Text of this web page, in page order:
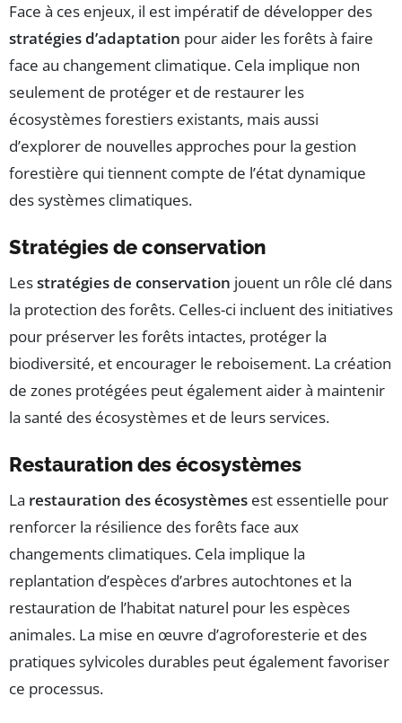
Face à ces enjeux, il est impératif de développer des
stratégies d’adaptation pour aider les forêts à faire
face au changement climatique. Cela implique non
seulement de protéger et de restaurer les
écosystèmes forestiers existants, mais aussi
d’explorer de nouvelles approches pour la gestion
forestière qui tiennent compte de l’état dynamique
des systèmes climatiques.
Stratégies de conservation
Lesstratégies de conservation jouent un rôle clé dans
la protection des forêts. Celles-ci incluent des initiatives
pour préserver les forêts intactes, protéger la
biodiversité, et encourager le reboisement. La création
de zones protégées peut également aider à maintenir
la santé des écosystèmes et de leurs services.
Restauration des écosystèmes
La restauration des écosystèmes est essentielle pour
renforcer la résilience des forêts face aux
changements climatiques. Cela implique la
replantation d’espèces d’arbres autochtones et la
restauration de l’habitat naturel pour les espèces
animales. La mise en œuvre d’agroforesterie et des
pratiques sylvicoles durables peut également favoriser
ce processus.